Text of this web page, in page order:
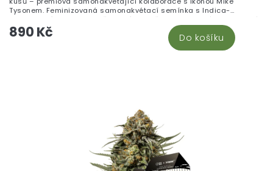
890 Kč Do košíku
Tysonem. Feminizovaná samonakvétací semínka s Indica-
dominantní genetikou. Určena výhradně pro botanické a genetické
kolekce nadšenců. Není určena k pěstování.